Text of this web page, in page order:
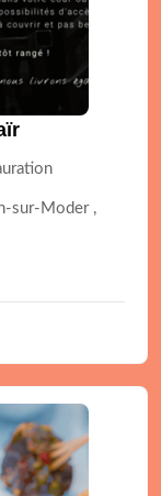
sur-Moder ,